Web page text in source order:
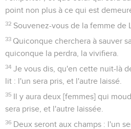
point non plus à ce qui est
32 Souvenez-vous de la femme de
33 Quiconque cherchera à sauver
quiconque la perdra, la vivifiera.
34 Je vous dis, qu'en cette nuit-là
lit : l'un sera pris, et l'autre laissé.
35 Il y aura deux [femmes] qui
sera prise, et l'autre laissée.
36 Deux seront aux champs : l'un